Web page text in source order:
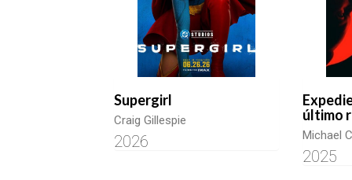
Supergirl
Craig Gillespie
2026
último
Michael
2025